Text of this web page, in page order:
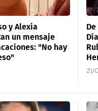
y Alexia
un mensaje
"No hay
21/